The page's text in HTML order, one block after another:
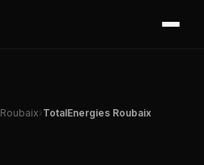
Roubaix›TotalEnergies Roubaix